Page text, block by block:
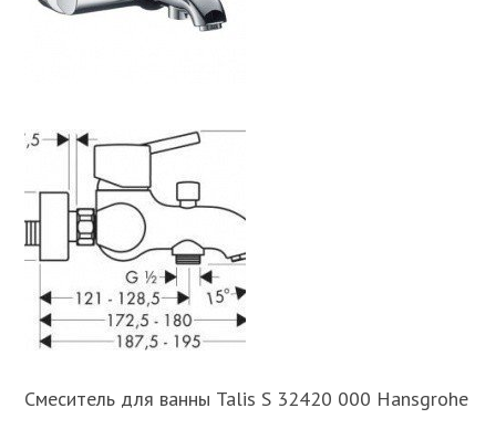
Смеситель для ванны Talis S 32420 000 Hansgrohe